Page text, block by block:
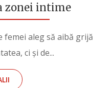
zonei intime
aleg să aibă grijă
ci și de...